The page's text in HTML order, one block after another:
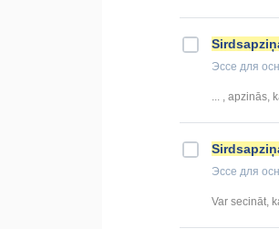
Эссе для
... , apzinās,
Эссе для
Var secināt,